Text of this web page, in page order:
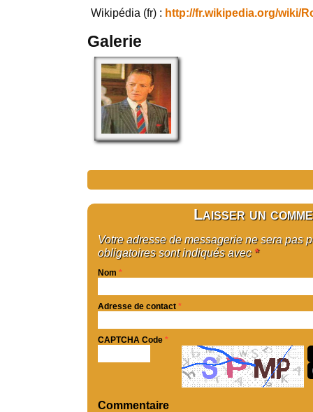
Wikipédia (fr) : http://fr.wikipedia.org/wiki/
Galerie
Laisser un
Votre adresse de messagerie ne sera pas
obligatoires sont indiqués avec *
Nom *
Adresse de contact *
CAPTCHA Code *
Commentaire